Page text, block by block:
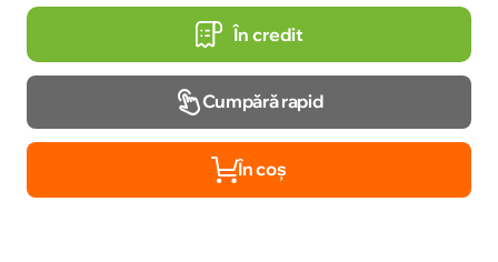
În credit
Cumpără rapid
În coș